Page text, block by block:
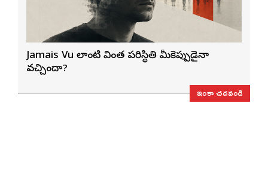
Jamais Vu లాంటి వింత పరిస్థితి మీకెప్పుడైనా
వచ్చిందా?
ఇంకా చదవండి